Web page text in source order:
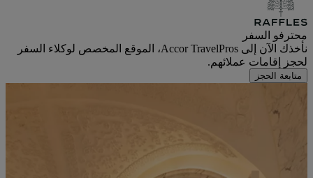
محترفو السفر
نأخذك الآن إلى Accor TravelPros، الموقع المخصص لوكلاء السفر
لحجز إقامات عملائهم.
متابعة الحجز